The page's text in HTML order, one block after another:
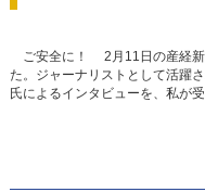
ご安全に！ 2月11日の産経新
た。ジャーナリストとして活躍
氏によるインタビューを、私が